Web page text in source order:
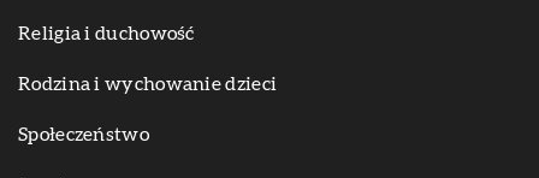
Religia i duchowość
Rodzina i wychowanie dzieci
Społeczeństwo